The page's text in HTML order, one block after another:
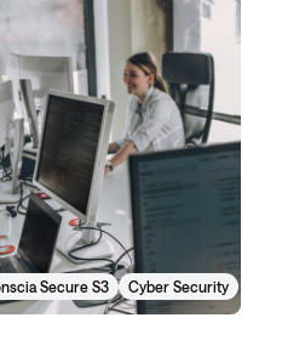
Secure S3 Cyber Security